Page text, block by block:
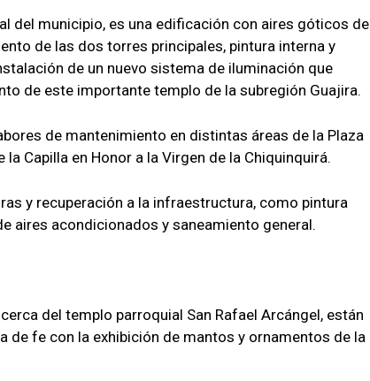
del municipio, es una edificación con aires góticos de
de las dos torres principales, pintura interna y
de un nuevo sistema de iluminación que
de este importante templo de la subregión Guajira.
de mantenimiento en distintas áreas de la Plaza
Capilla en Honor a la Virgen de la Chiquinquirá.
y recuperación a la infraestructura, como pintura
aires acondicionados y saneamiento general.
del templo parroquial San Rafael Arcángel, están
de fe con la exhibición de mantos y ornamentos de la